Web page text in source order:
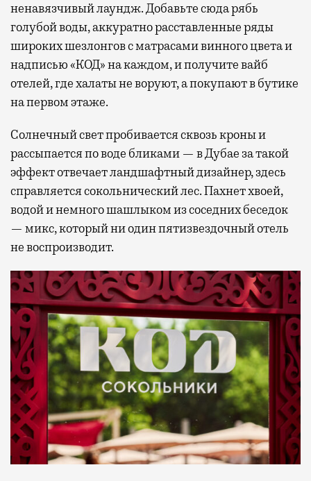
ненавязчивый лаундж. Добавьте сюда рябь
голубой воды, аккуратно расставленные ряды
широких шезлонгов с матрасами винного цвета и
надписью «КОД» на каждом, и получите вайб
отелей, где халаты не воруют, а покупают в бутике
на первом этаже.
Солнечный свет пробивается сквозь кроны и
рассыпается по воде бликами — в Дубае за такой
эффект отвечает ландшафтный дизайнер, здесь
справляется сокольнический лес. Пахнет хвоей,
водой и немного шашлыком из соседних беседок
— микс, который ни один пятизвездочный отель
не воспроизводит.